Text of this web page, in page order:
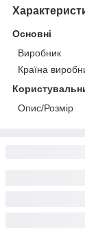
Основні
Виробник
Країна
Опис/Розмір